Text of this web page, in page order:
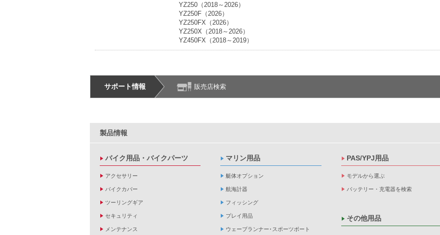
YZ250（2018～2026）
YZ250F（2026）
YZ250FX（2026）
YZ250X（2018～2026）
YZ450FX（2018～2019）
サポート情報 販売店検索
製品情報
バイク用品・バイクパーツ
アクセサリー
バイクカバー
ツーリングギア
セキュリティ
メンテナンス
マリン用品
艇体オプション
航海計器
フィッシング
プレイ用品
ウェーブランナー･スポーツボート
PAS/YPJ用品
モデルから選ぶ
バッテリー・充電器を検索
その他用品